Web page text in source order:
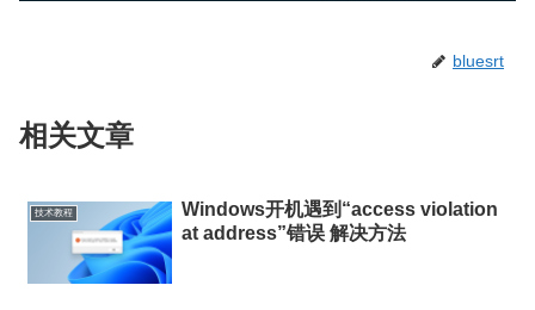
bluesrt
相关文章
技术教程
Windows开机遇到“access violation
at address”错误 解决方法